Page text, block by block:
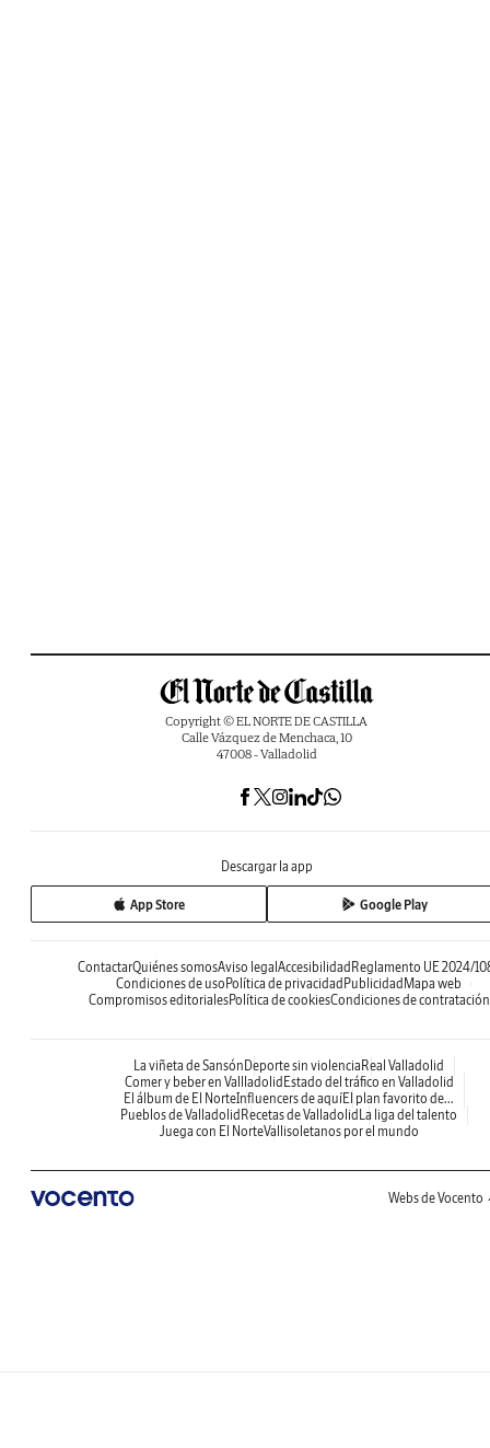
Copyright © EL NORTE DE CASTILLA
Calle Vázquez de Menchaca, 10
47008 - Valladolid
Descargar la app
App Store Google Play
ContactarQuiénes somosAviso legal Accesibilidad Reglamento UE 2024/
Condiciones de uso Política de privacidad Publicidad Mapa web
Compromisos editorialesPolítica de cookiesCondiciones de contratación
La viñeta de Sansón Deporte sin violencia Real Valladolid
Comer y beber en Vallladolid Estado del tráfico en Valladolid
El álbum de El NorteInfluencers de aquíEl plan favorito de...
Pueblos de Valladolid Recetas de Valladolid La liga del talento
Juega con El NorteVallisoletanos por el mundo
Webs de Vocento